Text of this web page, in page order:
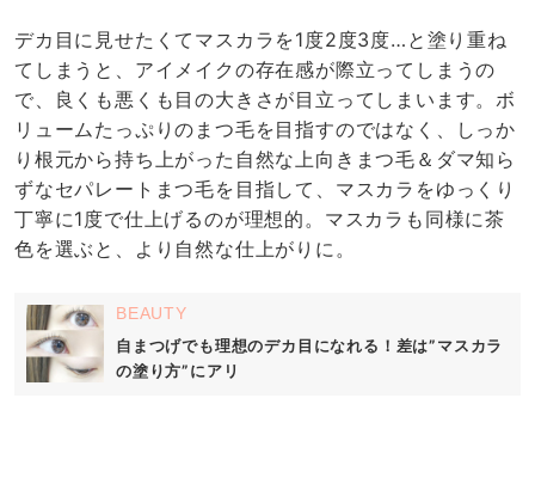
デカ目に見せたくてマスカラを1度2度3度…と塗り重ね
てしまうと、アイメイクの存在感が際立ってしまうの
で、良くも悪くも目の大きさが目立ってしまいます。ボ
リュームたっぷりのまつ毛を目指すのではなく、しっか
り根元から持ち上がった自然な上向きまつ毛＆ダマ知ら
ずなセパレートまつ毛を目指して、マスカラをゆっくり
丁寧に1度で仕上げるのが理想的。マスカラも同様に茶
色を選ぶと、より自然な仕上がりに。
BEAUTY
自まつげでも理想のデカ目になれる！差は”マスカラ
の塗り方”にアリ